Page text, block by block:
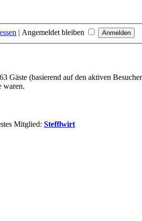
| Angemeldet bleiben
Gäste (basierend auf den aktiven
waren.
Mitglied: Stefflwirt